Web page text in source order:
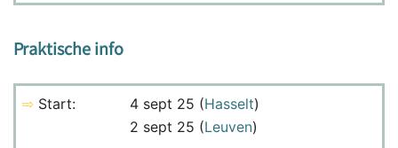
Praktische info
⇨ Start: 4 sept 25 (Hasselt)
2 sept 25 (Leuven)